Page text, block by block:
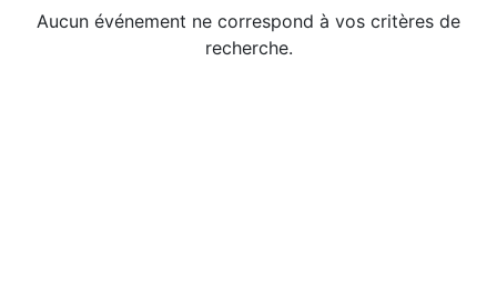
Aucun événement ne correspond à vos critères de
recherche.